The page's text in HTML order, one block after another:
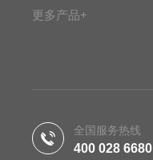
更多产品+
全国服务热线
400 028 6680